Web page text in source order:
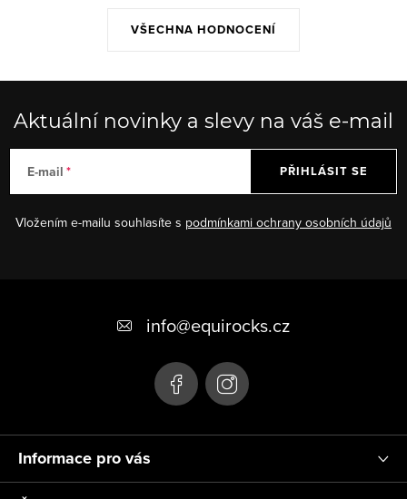
VŠECHNA HODNOCENÍ
Aktuální novinky a slevy na váš e-mail
E-mail
Vložením e-mailu souhlasíte s podmínkami ochrany osobních údajů
PŘIHLÁSIT SE
í
info@equirocks.cz
Informace pro vás